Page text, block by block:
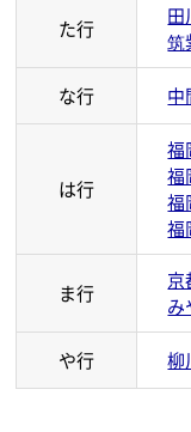
た行
田
筑
な行 中
は行
福
福
福
福
ま行
京
み
や行 柳